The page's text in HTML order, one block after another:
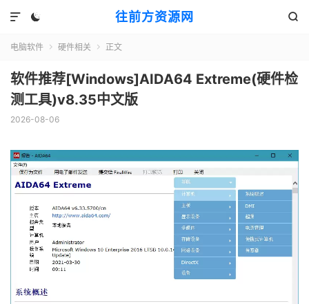
往前方资源网
 

电脑软件  硬件相关  正文
软件推荐[Windows]AIDA64 Extreme(硬件检
测工具)v8.35中文版
2026-08-06